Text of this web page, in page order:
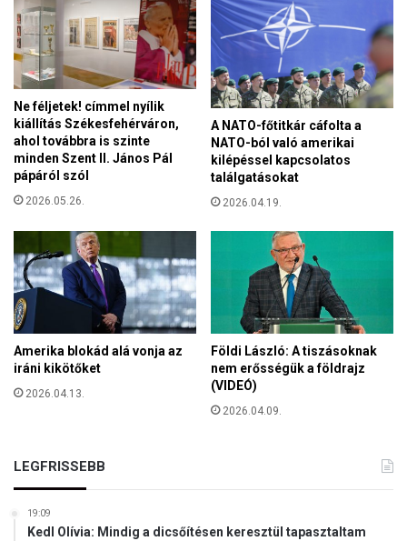
t
ő
Ne féljetek! címmel nyílik
kiállítás Székesfehérváron,
ahol továbbra is szinte
minden Szent II. János Pál
pápáról szól
2026.05.26.
A NATO-főtitkár cáfolta a
NATO-ból való amerikai
kilépéssel kapcsolatos
találgatásokat
2026.04.19.
Amerika blokád alá vonja az
iráni kikötőket
2026.04.13.
Földi László: A tiszásoknak
nem erősségük a földrajz
(VIDEÓ)
2026.04.09.
LEGFRISSEBB
19:09
Kedl Olívia: Mindig a dicsőítésen keresztül tapasztaltam